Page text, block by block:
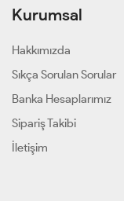
Kurumsal
Hakkımızda
Sıkça Sorulan Sorular
Banka Hesaplarımız
Sipariş Takibi
İletişim